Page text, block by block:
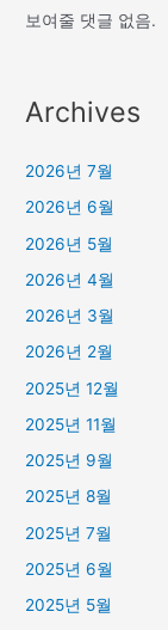
보여줄 댓글 없음.
Archives
2026년 7월
2026년 6월
2026년 5월
2026년 4월
2026년 3월
2026년 2월
2025년 12월
2025년 11월
2025년 9월
2025년 8월
2025년 7월
2025년 6월
2025년 5월